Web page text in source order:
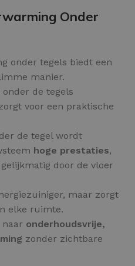
Onder
onder tegels biedt een
manier.
de tegels
voor een praktische
de tegel wordt
hoge prestaties,
door de vloer
maar zorgt
elke ruimte.
naar onderhoudsvrije,
zonder zichtbare